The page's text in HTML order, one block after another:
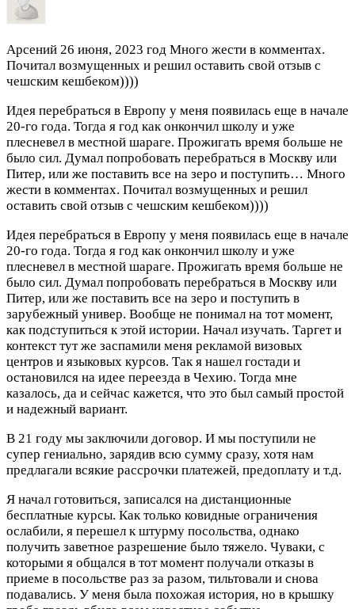
Арсений 26 июня, 2023 год Много жести в комментах.
Почитал возмущенных и решил оставить свой отзыв с
чешским кешбеком))))
Идея перебраться в Европу у меня появилась еще в начале
20-го года. Тогда я год как онкончил школу и уже
плесневел в местной шараге. Прожигать время больше не
было сил. Думал попробовать перебраться в Москву или
Питер, или же поставить все на зеро и поступить… Много
жести в комментах. Почитал возмущенных и решил
оставить свой отзыв с чешским кешбеком))))
Идея перебраться в Европу у меня появилась еще в начале
20-го года. Тогда я год как онкончил школу и уже
плесневел в местной шараге. Прожигать время больше не
было сил. Думал попробовать перебраться в Москву или
Питер, или же поставить все на зеро и поступить в
зарубежный универ. Вообще не понимал на тот момент,
как подступиться к этой истории. Начал изучать. Таргет и
контекст тут же заспамили меня рекламой визовых
центров и языковых курсов. Так я нашел гостади и
остановился на идее переезда в Чехию. Тогда мне
казалось, да и сейчас кажется, что это был самый простой
и надежный вариант.
В 21 году мы заключили договор. И мы поступили не
супер гениально, зарядив всю сумму сразу, хотя нам
предлагали всякие рассрочки платежей, предоплату и т.д.
Я начал готовиться, записался на дистанционные
бесплатные курсы. Как только ковидные ограничения
ослабили, я перешел к штурму посольства, однако
получить заветное разрешение было тяжело. Чуваки, с
которыми я общался в тот момент получали отказы в
приеме в посольстве раз за разом, тильтовали и снова
подавались. У меня была похожая история, но в крышку